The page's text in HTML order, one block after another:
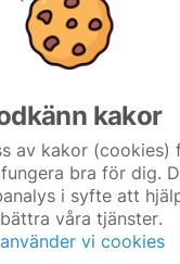
torsdag 7 dec
kakor
av kakor (cookies)
bra för dig.
i syfte att
våra tjänster.
vi cookies